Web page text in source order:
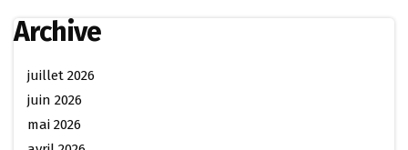
Archive
juillet 2026
juin 2026
mai 2026